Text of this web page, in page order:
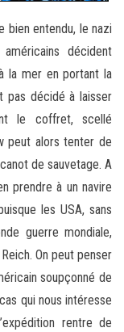
bien entendu, le nazi
décident
la mer en portant la
pas décidé à laisser
le coffret, scellé
peut alors tenter de
de sauvetage. A
prendre à un navire
les USA, sans
guerre mondiale,
On peut penser
soupçonné de
qui nous intéresse
rentre de